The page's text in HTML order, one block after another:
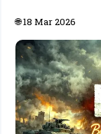
🌐 18 Mar 2026